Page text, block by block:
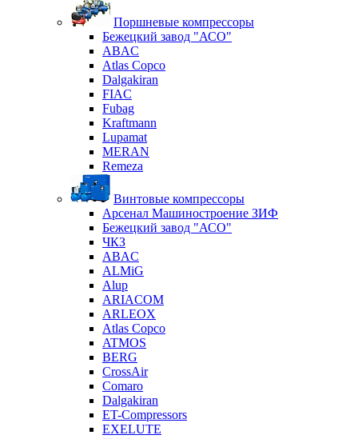
Поршневые компрессоры
Бежецкий завод "АСО"
ABAC
Atlas Copco
Dalgakiran
FIAC
Fubag
Kraftmann
Lupamat
MERAN
Remeza
Винтовые компрессоры
Арсенал Машиностроение ЗИФ
Бежецкий завод "АСО"
ЧКЗ
ABAC
ALMiG
Alup
ARIACOM
ARLEOX
Atlas Copco
ATMOS
BERG
CrossAir
Comaro
Dalgakiran
ET-Compressors
EXELUTE